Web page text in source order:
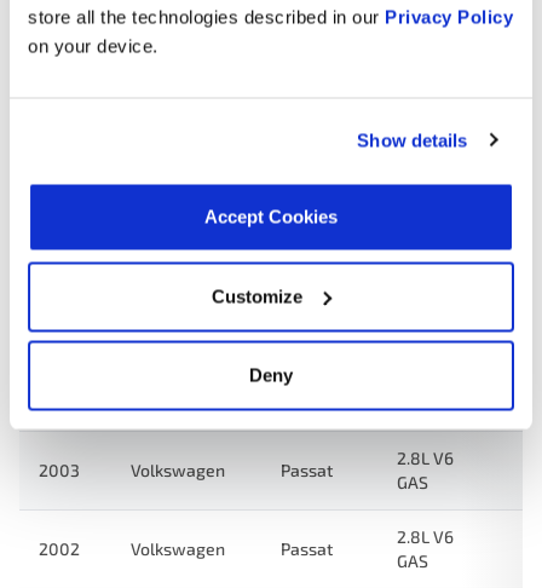
store all the technologies described in our Privacy Policy
on your device.
Show details
Accept Cookies
Customize
Deny
GAS
Quattro
2.7L V6
Allroad
Quattro
2.7L V6
A6
Quattro
GAS
2003 Volkswagen Passat
2.8L V6
GAS
2002 Volkswagen Passat
2.8L V6
GAS